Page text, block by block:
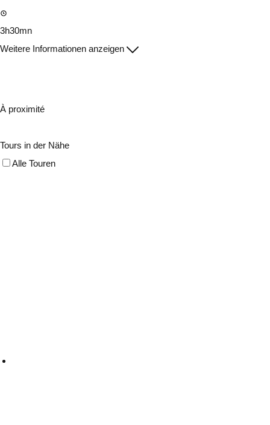
3h30mn
Weitere Informationen anzeigen
À proximité
Tours in der Nähe
Alle Touren